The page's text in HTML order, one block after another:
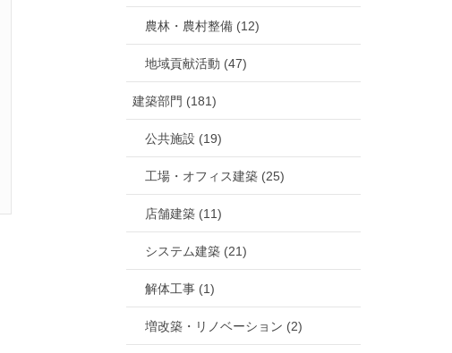
農林・農村整備 (12)
地域貢献活動 (47)
建築部門 (181)
公共施設 (19)
工場・オフィス建築 (25)
店舗建築 (11)
システム建築 (21)
解体工事 (1)
増改築・リノベーション (2)